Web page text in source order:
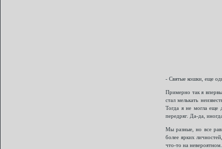
- Святые кошки, еще
Примерно так я
стал мелькать
Тогда я не могла еще
передряг. Да-да,
Мы разные, но все
более ярких
что-то на